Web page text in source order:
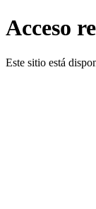
Acceso
Este sitio está